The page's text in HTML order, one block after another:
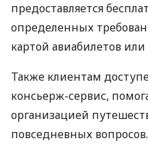
предоставляется
определенных
картой авиабилетов
Также клиентам
консьерж-сервис,
организацией
повседневных